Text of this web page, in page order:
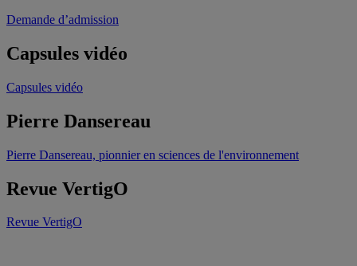
Demande d’admission
Capsules vidéo
Capsules vidéo
Pierre Dansereau
Pierre Dansereau, pionnier en sciences de l'environnement
Revue VertigO
Revue VertigO